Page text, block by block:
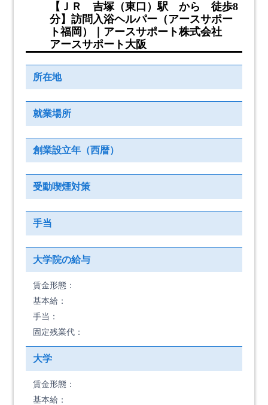
【ＪＲ 吉塚（東口）駅 から 徒歩8
分】訪問入浴ヘルパー（アースサポー
ト福岡）｜アースサポート株式会社
アースサポート大阪
所在地
就業場所
創業設立年（西暦）
受動喫煙対策
手当
大学院の給与
賃金形態：
基本給：
手当：
固定残業代：
大学
賃金形態：
基本給：